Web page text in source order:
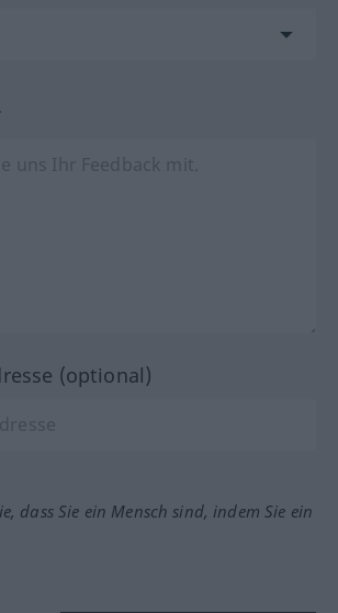
(optional)
dass Sie ein Mensch sind, indem Sie ein